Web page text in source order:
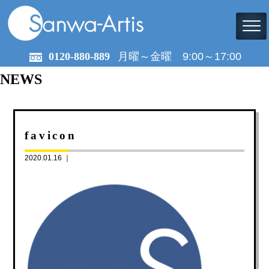
0120-880-889 月曜～金曜 9:00～17:00
NEWS
favicon
2020.01.16 ｜